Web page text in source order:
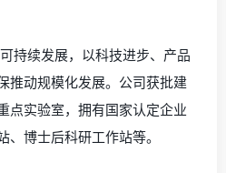
持续发展，以科技进步、产品
推动规模化发展。公司获批建
点实验室，拥有国家认定企业
博士后科研工作站等。